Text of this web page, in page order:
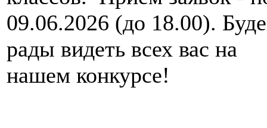
09.06.2026 (до 18.00).
рады видеть всех вас на
нашем конкурсе!